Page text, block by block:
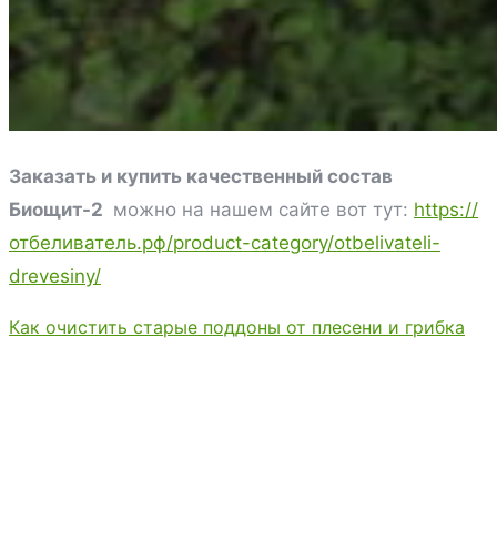
Заказать и купить качественный состав
Биощит-2 можно на нашем сайте вот тут: https://
отбеливатель.рф/product-category/otbelivateli-
drevesiny/
Как очистить старые поддоны от плесени и грибка